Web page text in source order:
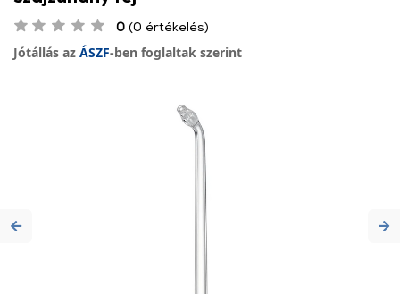
0 (0 értékelés)
Jótállás az ÁSZF-ben foglaltak szerint
Previous